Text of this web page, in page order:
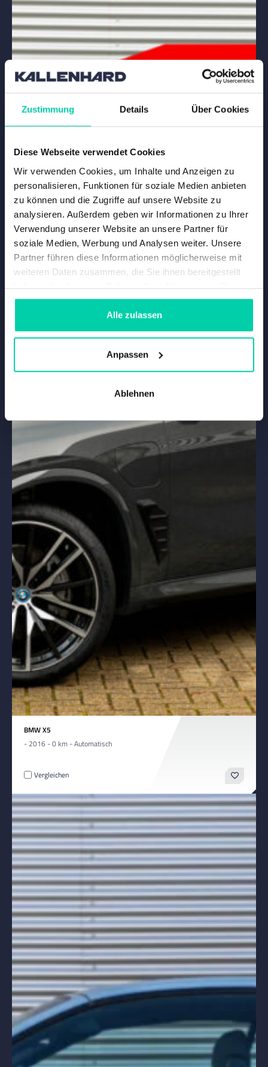
Zustimmung Details Über Cookies
Diese Webseite verwendet Cookies
Wir verwenden Cookies, um Inhalte und Anzeigen zu
personalisieren, Funktionen für soziale Medien anbieten
zu können und die Zugriffe auf unsere Website zu
analysieren. Außerdem geben wir Informationen zu Ihrer
Verwendung unserer Website an unsere Partner für
soziale Medien, Werbung und Analysen weiter. Unsere
Partner führen diese Informationen möglicherweise mit
weiteren Daten zusammen, die Sie ihnen bereitgestellt
gesammelt haben.
Alle zulassen
Anpassen
Ablehnen
BMW X5
- 2016 - 0 km - Automatisch
Vergleichen